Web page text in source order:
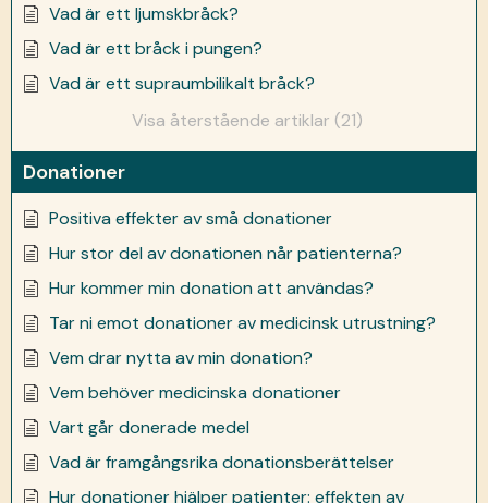
Vad är ett ljumskbråck?
Vad är ett bråck i pungen?
Vad är ett supraumbilikalt bråck?
Visa återstående artiklar (21)
Donationer
Positiva effekter av små donationer
Hur stor del av donationen når patienterna?
Hur kommer min donation att användas?
Tar ni emot donationer av medicinsk utrustning?
Vem drar nytta av min donation?
Vem behöver medicinska donationer
Vart går donerade medel
Vad är framgångsrika donationsberättelser
Hur donationer hjälper patienter: effekten av